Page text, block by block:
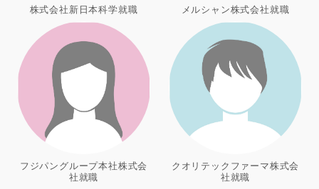
株式会社新日本科学就職 メルシャン株式会社就職
フジパングループ本社株式会
社就職
クオリテックファーマ株式会
社就職